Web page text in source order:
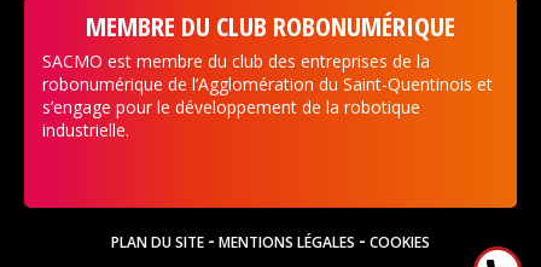
MEMBRE DU CLUB ROBONUMÉRIQUE
SACMO est membre du club des entreprises de la
robonumérique de l’Agglomération du Saint-Quentinois et
s’engage pour le développement de la robotique
industrielle.
PLAN DU SITE - MENTIONS LÉGALES - COOKIES